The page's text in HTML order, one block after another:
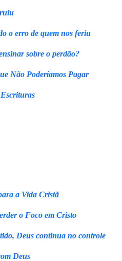
o erro de quem nos feriu
sobre o perdão?
Não Poderíamos Pagar
a Vida Cristã
o Foco em Cristo
Deus continua no controle
Deus